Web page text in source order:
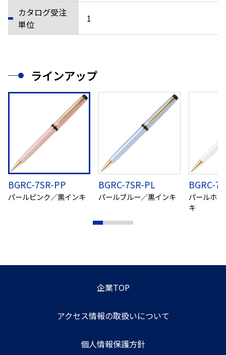
カタログ受注
単位
1
ラインアップ
BGRC-7SR-PP
パールピンク／黒インキ
BGRC-7SR-PL
パールブルー／黒インキ
BGRC-
パールホ
キ
企業TOP
アクセス情報の取扱いについて
個人情報保護方針